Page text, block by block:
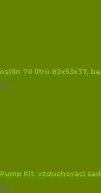
70 litrů 82x53x37,
Kit, vzduchovací